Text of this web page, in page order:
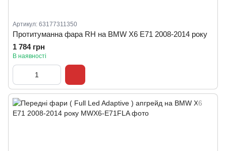
Артикул: 63177311350
Протитуманна фара RH на BMW X6 E71 2008-2014 року
1 784 грн
В наявності